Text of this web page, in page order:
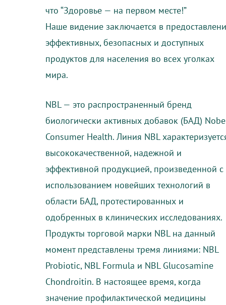
что “Здоровье — на первом месте!”
Наше видение заключается в
эффективных, безопасных и доступных
продуктов для населения во всех уголках
мира.
NBL — это распространенный бренд
биологически активных добавок (БАД)
Consumer Health. Линия NBL
высококачественной, надежной и
эффективной продукцией, произведенной с
использованием новейших технологий в
области БАД, протестированных и
одобренных в клинических исследованиях.
Продукты торговой марки NBL на данный
момент представлены тремя линиями: NBL
Probiotic, NBL Formula и NBL Glucosamine
Chondroitin. В настоящее время, когда
значение профилактической медицины